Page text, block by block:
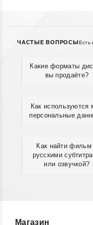
ЧАСТЫЕ ВОПРОСЫЕсть
Какие форматы
вы продаёте?
Как используются
персональные
Как найти фильм
русскими
или озвучкой?
Магазин